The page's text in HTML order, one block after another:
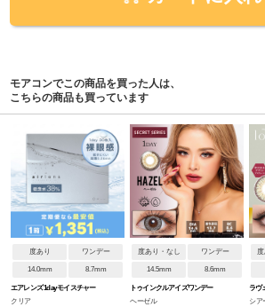
モアコンでこの商品を買った人は、
こちらの商品も買っています
度あり ワンデー
14.0mm 8.7mm
エアレンズ 1day モイスチャー
クリア
度あり・なし ワンデー
14.5mm 8.6mm
トゥインクルアイズワンデー
ヘーゼル
ラヴ
シア